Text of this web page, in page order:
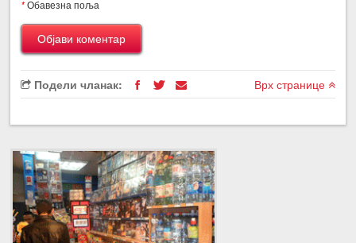
*Обавезна поља
Подели чланак: Врх странице